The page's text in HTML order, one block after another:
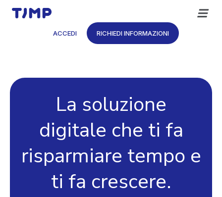
contenuto
ACCEDI RICHIEDI INFORMAZIONI
La soluzione
digitale che ti fa
risparmiare tempo e
ti fa crescere.